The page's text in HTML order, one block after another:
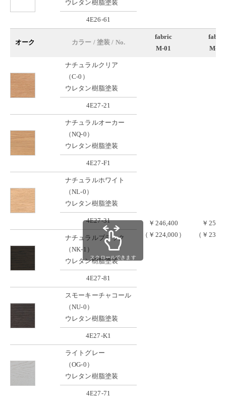
ウレタン樹脂塗装
4E26-61
オーク カラー / 塗装 / No.
fabric
M-01
fabric
M-02
ナチュラルクリア
（C-0）
ウレタン樹脂塗装
￥246,400
（￥224,000）
￥
（￥
4E27-21
ナチュラルオーカー
（NQ-0）
ウレタン樹脂塗装
4E27-F1
ナチュラルホワイト
（NL-0）
ウレタン樹脂塗装
4E27-31
ナチュラルブラック
（NK-1）
ウレタン樹脂塗装
4E27-81
スモーキーチャコール
（NU-0）
ウレタン樹脂塗装
4E27-K1
ライトグレー
（OG-0）
ウレタン樹脂塗装
4E27-71
スクロールできます